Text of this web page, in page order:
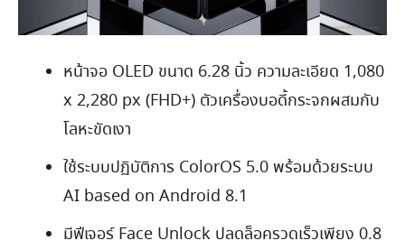
หน้าจอ OLED ขนาด 6.28 นิ้ว ความละเอียด 1,080
x 2,280 px (FHD+) ตัวเครื่องบอดี้กระจกผสมกับ
โลหะขัดเงา
ใช้ระบบปฏิบัติการ ColorOS 5.0 พร้อมด้วยระบบ
AI based on Android 8.1
มีฟีเจอร์ Face Unlock ปลดล็อครวดเร็วเพียง 0.8